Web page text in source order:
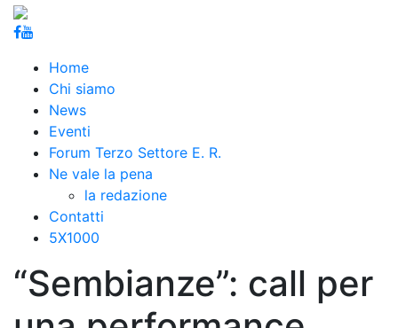
Home
Chi siamo
News
Eventi
Forum Terzo Settore E. R.
Ne vale la pena
la redazione
Contatti
5X1000
“Sembianze”: call per